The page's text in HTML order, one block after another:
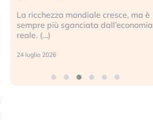
La ricchezza mondiale cresce, ma è
sempre più sganciata dall’economia
reale. (…)
24 luglio 2026